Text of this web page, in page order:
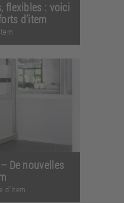
flexibles : voici
d’item
De nouvelles
d'item